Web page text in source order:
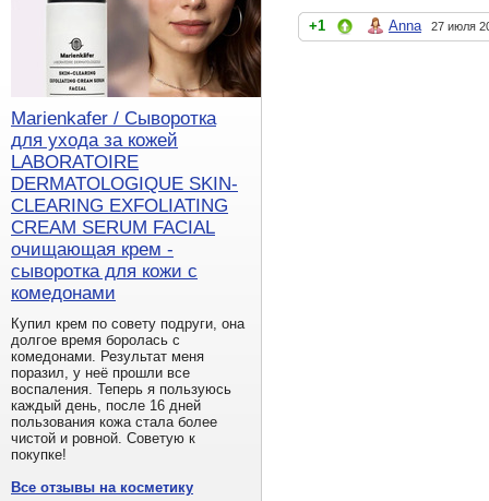
+1 Anna 27 июля
Marienkafer / Сыворотка
для ухода за кожей
LABORATOIRE
DERMATOLOGIQUE SKIN-
CLEARING EXFOLIATING
CREAM SERUM FACIAL
очищающая крем -
сыворотка для кожи с
комедонами
Купил крем по совету подруги, она
долгое время боролась с
комедонами. Результат меня
поразил, у неё прошли все
воспаления. Теперь я пользуюсь
каждый день, после 16 дней
пользования кожа стала более
чистой и ровной. Советую к
покупке!
Все отзывы на косметику